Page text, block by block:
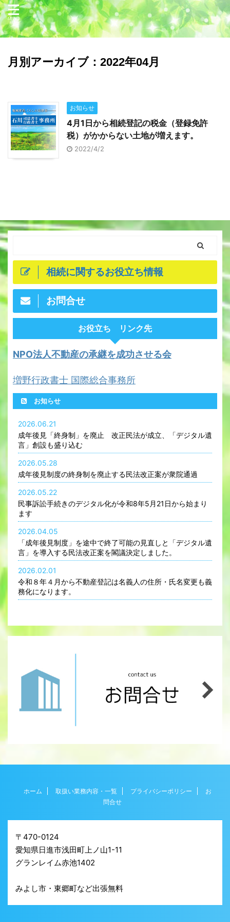
月別アーカイブ：2022年04月
お知らせ
4月1日から相続登記の税金（登録免許
税）がかからない土地が増えます。
2022/4/2
相続に関するお役立ち情報
お問合せ
お役立ち リンク先
NPO法人不動産の承継を成功させる会
増野行政書士 国際総合事務所
お知らせ
2026.06.21
成年後見「終身制」を廃止 改正民法が成立、「デジタル遺
言」創設も盛り込む
2026.05.28
成年後見制度の終身制を廃止する民法改正案が衆院通過
2026.05.22
民事訴訟手続きのデジタル化が令和8年5月21日から始まり
ます
2026.04.05
「成年後見制度」を途中で終了可能の見直しと「デジタル遺
言」を導入する民法改正案を閣議決定しました。
2026.02.01
令和８年４月から不動産登記は名義人の住所・氏名変更も義
務化になります。
ホーム 取扱い業務内容・一覧 プライバシーポリシー
お
問合せ
〒470-0124
愛知県日進市浅田町上ノ山1-11
グランレイム赤池1402
みよし市・東郷町など出張無料